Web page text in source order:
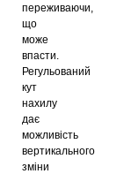
переживаючи,
що
може
впасти.
Регульований
кут
нахилу
дає
можливість
вертикального
зміни